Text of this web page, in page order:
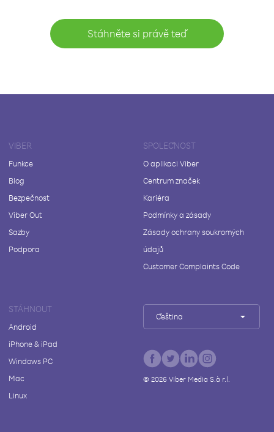
Stáhněte si právě teď
VIBER
Funkce
Blog
Bezpečnost
Viber Out
Sazby
Podpora
SPOLEČNOST
O aplikaci Viber
Centrum značek
Kariéra
Podmínky a zásady
Zásady ochrany soukromých
údajů
Customer Complaints Code
STÁHNOUT
Android
iPhone & iPad
Windows PC
Mac
Linux
Čeština
© 2026Viber Media S.à r.l.